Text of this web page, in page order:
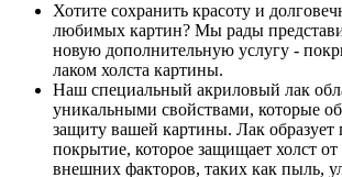
Хотите сохранить красоту и
любимых картин? Мы рады
новую дополнительную услугу -
лаком холста картины.
Наш специальный акриловый лак
уникальными свойствами, которые
защиту вашей картины. Лак образует
покрытие, которое защищает холст от
внешних факторов, таких как пыль,